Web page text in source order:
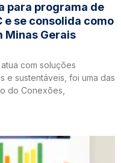
para programa de
e se consolida como
Minas Gerais
com soluções
e sustentáveis, foi uma das
do Conexões,